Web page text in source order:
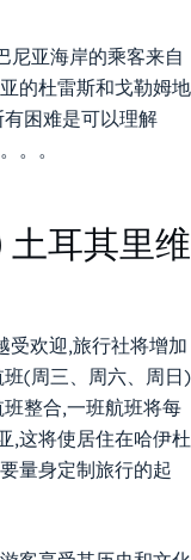
尼亚海岸的乘客来自
的杜雷斯和戈勒姆地
困难是可以理解
。。
耳其里维
受欢迎,旅行社将增加
(周三、周六、周日)
整合,一班航班将每
,这将使居住在哈伊杜
量身定制旅行的起